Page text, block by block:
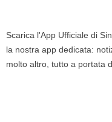
Scarica l'App Ufficiale di
la nostra app dedicata:
molto altro, tutto a portata